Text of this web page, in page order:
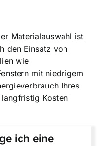
Materialauswahl ist
den Einsatz von
wie
mit niedrigem
Ihres
Kosten
ich eine